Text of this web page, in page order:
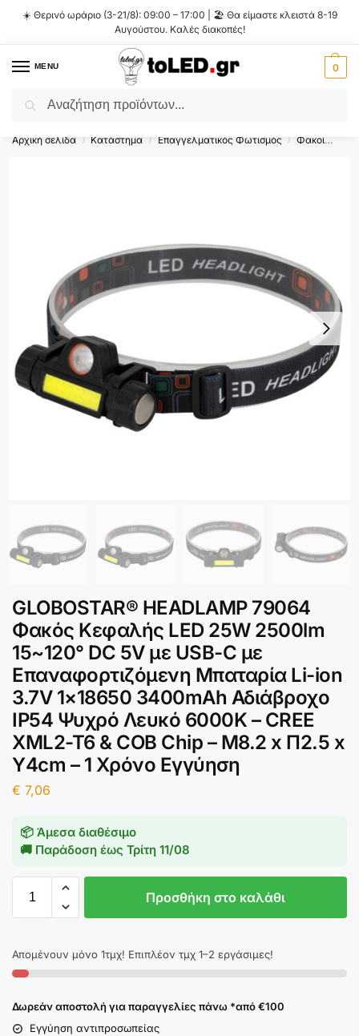
☀️ Θερινό ωράριο (3-21/8): 09:00 – 17:00 | 🏖️ Θα είμαστε κλειστά 8-19
Αυγούστου. Καλές διακοπές!
MENU 0
Flash Sale ⚡ 10% Έκπτωση με τον κωδικό
Αρχική σελίδα / Κατάστημα / Επαγγελματικός Φωτισμός / Φακοί
GLOBOSTAR® HEADLAMP 79064
Φακός Κεφαλής LED 25W 2500lm
15~120° DC 5V με USB-C με
Επαναφορτιζόμενη Μπαταρία Li-ion
3.7V 1×18650 3400mAh Αδιάβροχο
IP54 Ψυχρό Λευκό 6000K – CREE
XML2-T6 & COB Chip – Μ8.2 x Π2.5 x
Υ4cm – 1 Χρόνο Εγγύηση
€ 7,06
📦 Άμεσα διαθέσιμο
🚚 Παράδοση έως Τρίτη 11/08
Προσθήκη στο καλάθι
Απομένουν μόνο 1τμχ! Επιπλέον τμχ 1–2 εργάσιμες!
Δωρεάν αποστολή για παραγγελίες πάνω *από €100
Εγγύηση αντιπροσωπείας